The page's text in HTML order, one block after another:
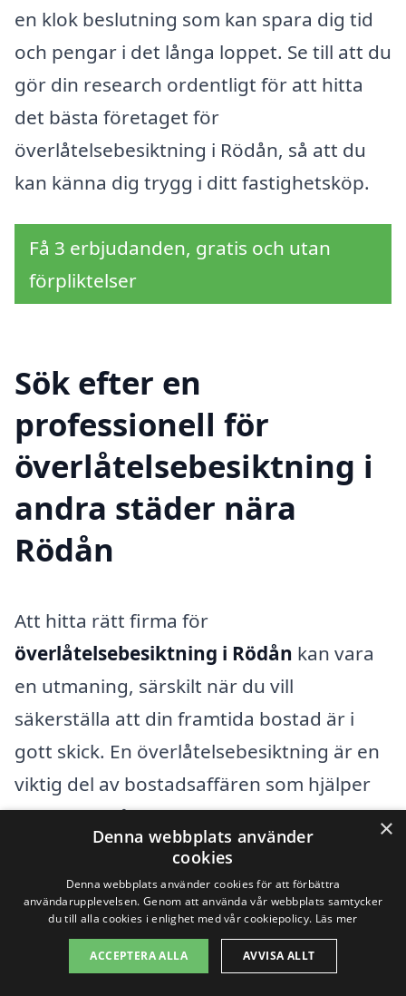
en klok beslutning som kan spara dig tid
och pengar i det långa loppet. Se till att du
gör din research ordentligt för att hitta
det bästa företaget för
överlåtelsebesiktning i Rödån, så att du
kan känna dig trygg i ditt fastighetsköp.
Få 3 erbjudanden, gratis och utan
förpliktelser
Sök efter en
professionell för
överlåtelsebesiktning i
andra städer nära
Rödån
Att hitta rätt firma för
överlåtelsebesiktning i Rödån kan vara
en utmaning, särskilt när du vill
säkerställa att din framtida bostad är i
gott skick. En överlåtelsebesiktning är en
viktig del av bostadsaffären som hjälper
köpare att få en klar bild av fastighetens
skick innan de gör ett köp. Om du bor i
eller omkring Rödån och söker experter
inom detta område, finns det flera städer
i närheten där du kan hitta professionell
×
Denna webbplats använder
cookies
Denna webbplats använder cookies för att förbättra
användarupplevelsen. Genom att använda vår webbplats samtycker
du till alla cookies i enlighet med vår cookiepolicy. Läs mer
ACCEPTERA ALLA AVVISA ALLT